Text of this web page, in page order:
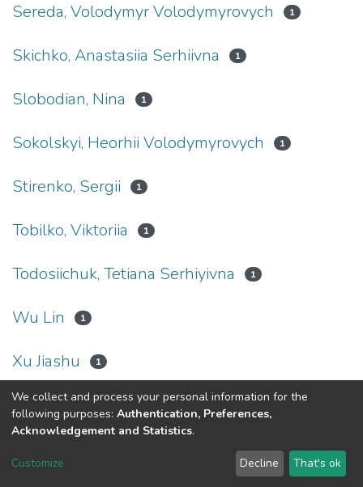
Sereda, Volodymyr Volodymyrovych 1
Skichko, Anastasiia Serhiivna 1
Slobodian, Nina 1
Sokolskyi, Heorhii Volodymyrovych 1
Stirenko, Sergii 1
Tobilko, Viktoriia 1
Todosiichuk, Tetіana Serhiyivna 1
Wu Lin 1
Xu Jiashu 1
« 1(current)
2 3 4 5 ... 88 »
DSpace software copyright © 2002-2026 LYRASIS
Send Feedback
We collect and process your personal information for the
following purposes: Authentication, Preferences,
Acknowledgement and Statistics.
Customize Decline That's ok